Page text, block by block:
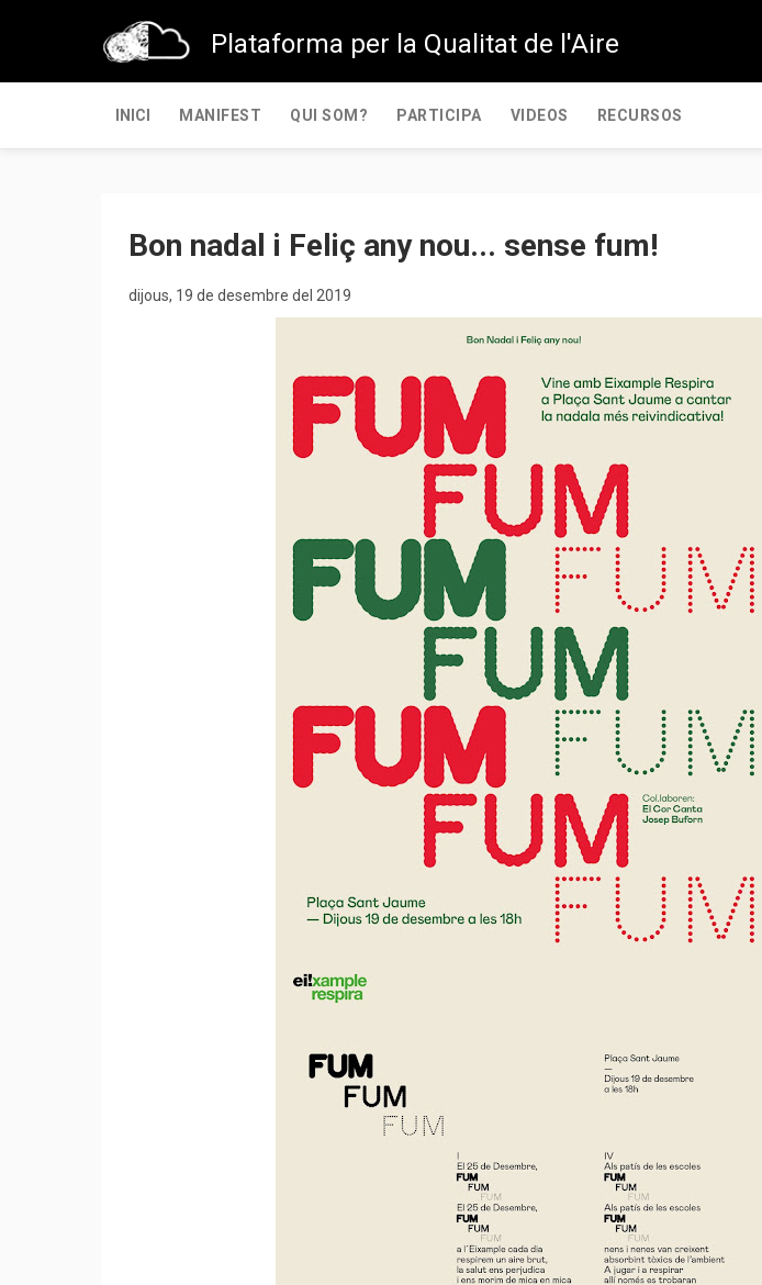
Plataforma per la Qualitat de l'Aire
INICI MANIFEST QUI SOM? PARTICIPA VIDEOS RECURSOS
Bon nadal i Feliç any nou... sense fum!
dijous, 19 de desembre del 2019